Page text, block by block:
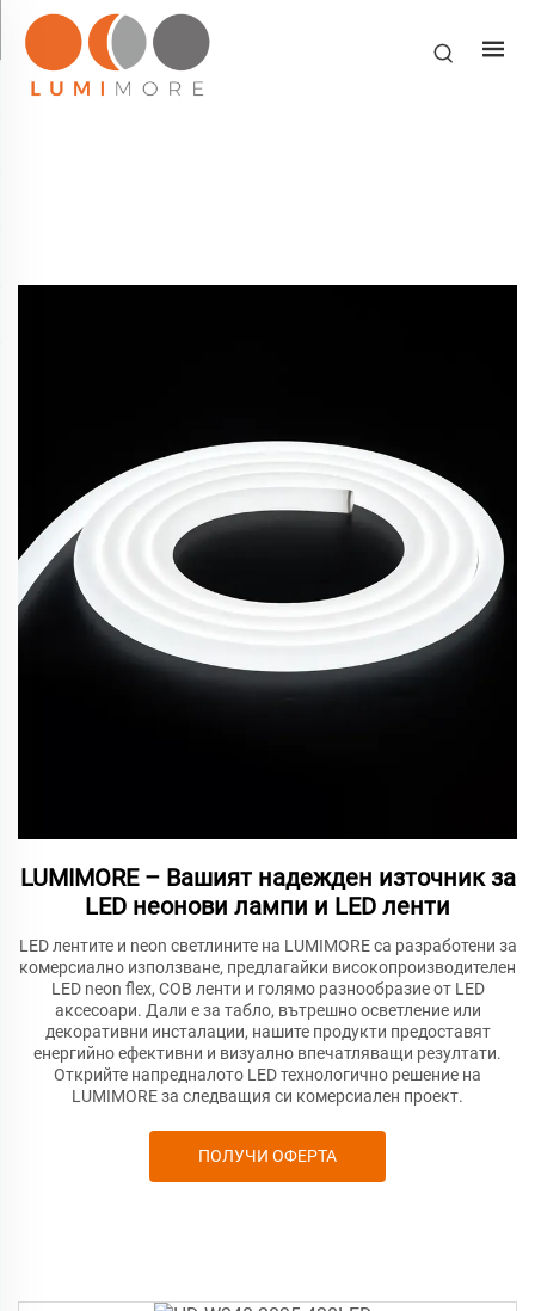
LUMIMORE – Вашият надежден източник за
LED неонови лампи и LED ленти
LED лентите и neon светлините на LUMIMORE са разработени за
комерсиално използване, предлагайки високопроизводителен
LED neon flex, COB ленти и голямо разнообразие от LED
аксесоари. Дали е за табло, вътрешно осветление или
декоративни инсталации, нашите продукти предоставят
енергийно ефективни и визуално впечатляващи резултати.
Открийте напредналото LED технологично решение на
LUMIMORE за следващия си комерсиален проект.
ПОЛУЧИ ОФЕРТА